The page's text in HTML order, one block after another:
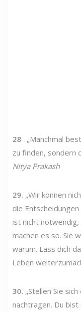
28 . „Manchmal
zu finden, sondern
Nitya Prakash
29. „Wir können
die
ist nicht
machen es so. Sie
warum. Lass dich
Leben
30. „Stellen Sie
nachtragen. Du